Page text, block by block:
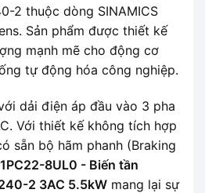
2 thuộc dòng SINAMICS
Sản phẩm được thiết kế
mạnh mẽ cho động cơ
tự động hóa công nghiệp.
dải điện áp đầu vào 3 pha
Với thiết kế không tích hợp
sẵn bộ hãm phanh (Braking
8UL0 - Biến tần
2 3AC 5.5kW mang lại sự